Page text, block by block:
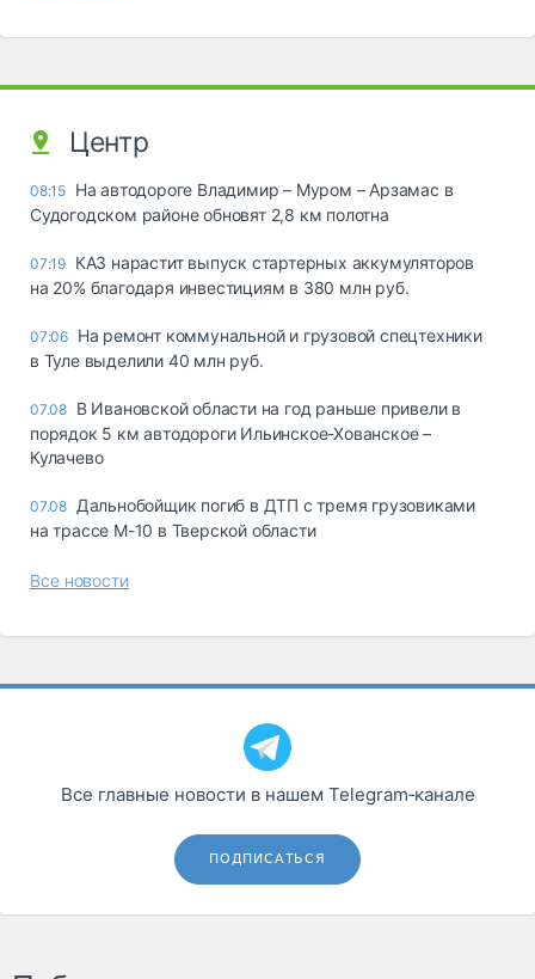
Центр
08:15 На автодороге Владимир – Муром – Арзамас в
Судогодском районе обновят 2,8 км полотна
07:19 КАЗ нарастит выпуск стартерных аккумуляторов
на 20% благодаря инвестициям в 380 млн руб.
07:06 На ремонт коммунальной и грузовой спецтехники
в Туле выделили 40 млн руб.
07.08 В Ивановской области на год раньше привели в
порядок 5 км автодороги Ильинское-Хованское –
Кулачево
07.08 Дальнобойщик погиб в ДТП с тремя грузовиками
на трассе М-10 в Тверской области
Все новости
Все главные новости в нашем Telegram‑канале
ПОДПИСАТЬСЯ